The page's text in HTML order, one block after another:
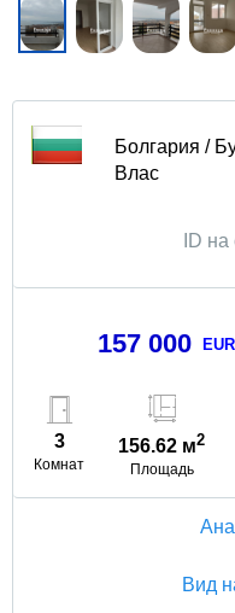
Болгария /
Влас
ID
157 000 EUR
3
Комнат
156.62 м2
Площадь
Вид